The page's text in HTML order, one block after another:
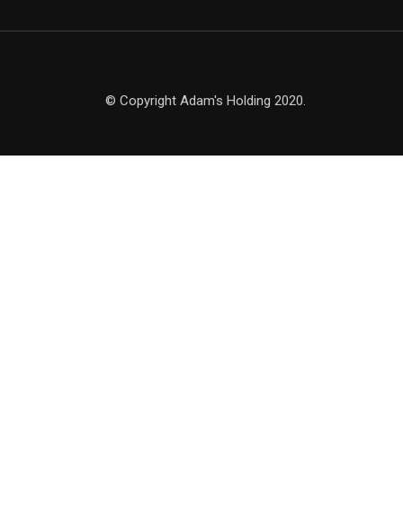
© Copyright Adam's Holding 2020.